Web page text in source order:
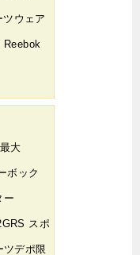
ウェア
Reebok
大
ボック
ー
スポ
ツデポ限